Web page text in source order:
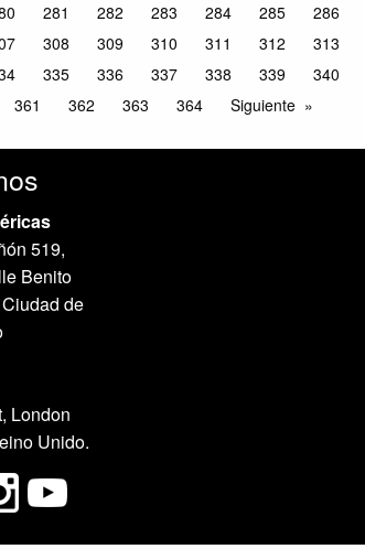
281 282 283 284 285
286
308 309 310 311 312
313
335 336 337 338 339
340
361 362 363 364 Siguiente
519,
Benito
de
London
Unido.